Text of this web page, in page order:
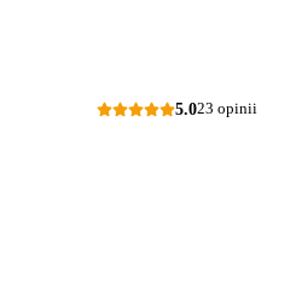
5.023 opinii